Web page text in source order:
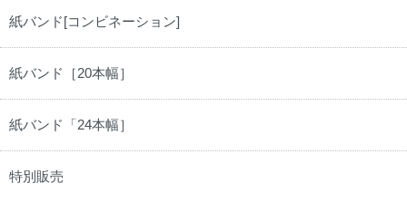
紙バンド[コンビネーション]
紙バンド［20本幅］
紙バンド「24本幅］
特別販売